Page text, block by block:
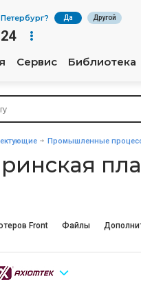
? Да Другой
Сервис Библиотека
Промышленные
Front Файлы